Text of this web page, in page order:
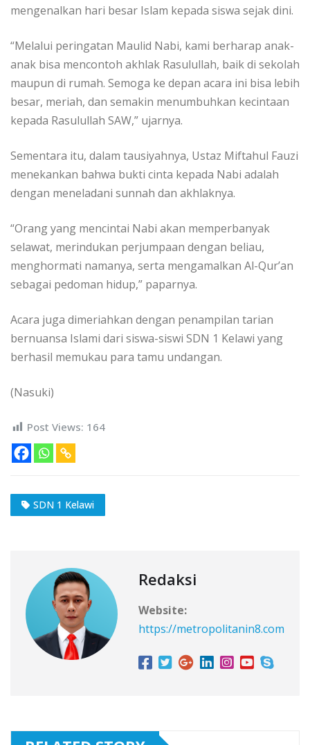
mengenalkan hari besar Islam kepada siswa sejak dini.
“Melalui peringatan Maulid Nabi, kami berharap anak-
anak bisa mencontoh akhlak Rasulullah, baik di sekolah
maupun di rumah. Semoga ke depan acara ini bisa lebih
besar, meriah, dan semakin menumbuhkan kecintaan
kepada Rasulullah SAW,” ujarnya.
Sementara itu, dalam tausiyahnya, Ustaz Miftahul Fauzi
menekankan bahwa bukti cinta kepada Nabi adalah
dengan meneladani sunnah dan akhlaknya.
“Orang yang mencintai Nabi akan memperbanyak
selawat, merindukan perjumpaan dengan beliau,
menghormati namanya, serta mengamalkan Al-Qur’an
sebagai pedoman hidup,” paparnya.
Acara juga dimeriahkan dengan penampilan tarian
bernuansa Islami dari siswa-siswi SDN 1 Kelawi yang
berhasil memukau para tamu undangan.
(Nasuki)
Post Views: 164
SDN 1 Kelawi
Redaksi
Website:
https://metropolitanin8.com